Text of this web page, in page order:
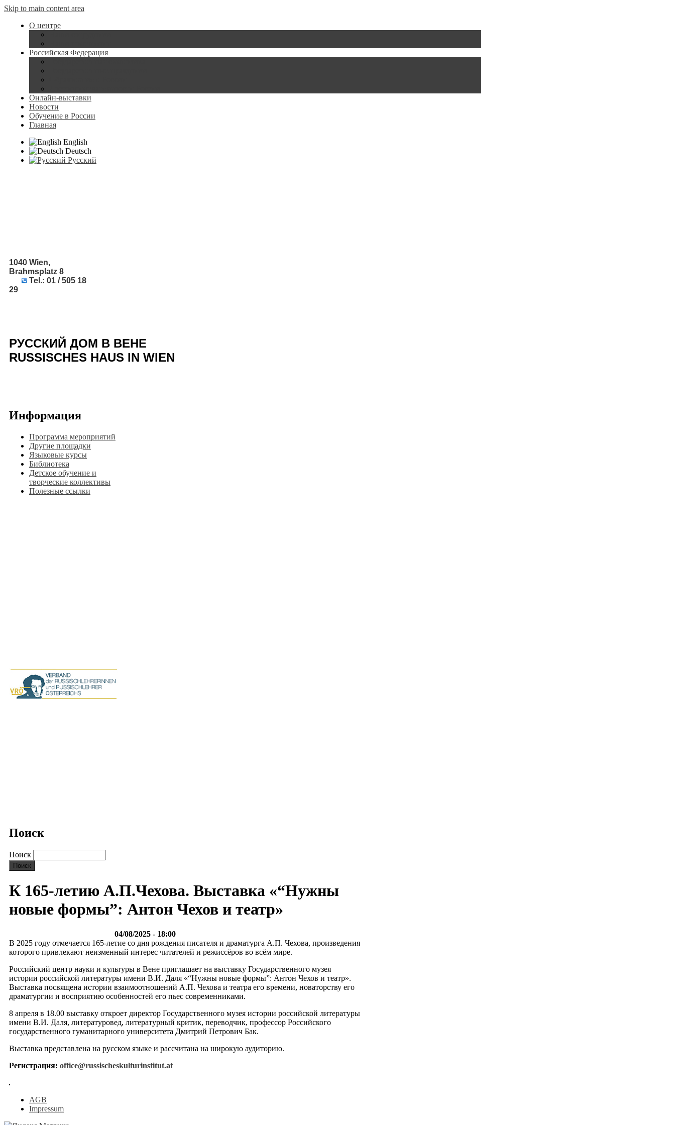
Skip to main content area
О центре
Российская Федерация
Онлайн-выставки
Новости
Обучение в России
Главная
English
Deutsch
Русский
1040 Wien,
Brahmsplatz 8
Tel.: 01 / 505 18
29
РУССКИЙ ДОМ В ВЕНЕ
RUSSISCHES HAUS IN WIEN
Информация
Программа мероприятий
Другие площадки
Языковые курсы
Библиотека
Детское обучение и
творческие коллективы
Полезные ссылки
Поиск
Поиск
К 165-летию А.П.Чехова. Выставка «“Нужны
новые формы”: Антон Чехов и театр»
04/08/2025 - 18:00
В 2025 году отмечается 165-летие со дня рождения писателя и драматурга А.П. Чехова, произведения
которого привлекают неизменный интерес читателей и режиссёров во всём мире.
Российский центр науки и культуры в Вене приглашает на выставку Государственного музея
истории российской литературы имени В.И. Даля «“Нужны новые формы”: Антон Чехов и театр».
Выставка посвящена истории взаимоотношений А.П. Чехова и театра его времени, новаторству его
драматургии и восприятию особенностей его пьес современниками.
8 апреля в 18.00 выставку откроет директор Государственного музея истории российской литературы
имени В.И. Даля, литературовед, литературный критик, переводчик, профессор Российского
государственного гуманитарного университета Дмитрий Петрович Бак.
Выставка представлена на русском языке и рассчитана на широкую аудиторию.
Регистрация: office@russischeskulturinstitut.at
AGB
Impressum